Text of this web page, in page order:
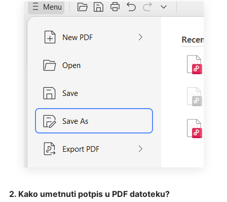
2. Kako umetnuti potpis u PDF datoteku?